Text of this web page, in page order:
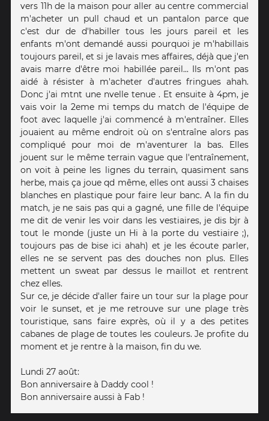
vers 11h de la maison pour aller au centre commercial
m'acheter un pull chaud et un pantalon parce que
c'est dur de d'habiller tous les jours pareil et les
enfants m'ont demandé aussi pourquoi je m'habillais
toujours pareil, et si je lavais mes affaires, déjà que j'en
avais marre d'être moi habillée pareil... Ils m'ont pas
aidé à résister à m'acheter d'autres fringues ahah.
Donc j'ai mtnt une nvelle tenue . Et ensuite à 4pm, je
vais voir la 2eme mi temps du match de l'équipe de
foot avec laquelle j'ai commencé à m'entraîner. Elles
jouaient au même endroit où on s'entraîne alors pas
compliqué pour moi de m'aventurer la bas. Elles
jouent sur le même terrain vague que l'entraînement,
on voit à peine les lignes du terrain, quasiment sans
herbe, mais ça joue qd même, elles ont aussi 3 chaises
blanches en plastique pour faire leur banc. A la fin du
match, je ne sais pas qui a gagné, une fille de l'équipe
me dit de venir les voir dans les vestiaires, je dis bjr à
tout le monde (juste un Hi à la porte du vestiaire ;),
toujours pas de bise ici ahah) et je les écoute parler,
elles ne se servent pas des douches non plus. Elles
mettent un sweat par dessus le maillot et rentrent
chez elles.
Sur ce, je décide d'aller faire un tour sur la plage pour
voir le sunset, et je me retrouve sur une plage très
touristique, sans faire exprès, où il y a des petites
cabanes de plage de toutes les couleurs. Je profite du
moment et je rentre à la maison, fin du we.
Lundi 27 août:
Bon anniversaire à Daddy cool !
Bon anniversaire aussi à Fab !